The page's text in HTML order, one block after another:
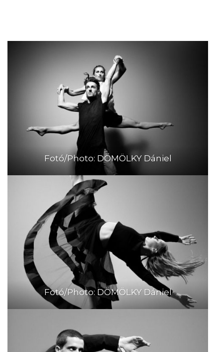
Fotó/Photo: DÖMÖLKY Dániel
Fotó/Photo: DÖMÖLKY Dániel